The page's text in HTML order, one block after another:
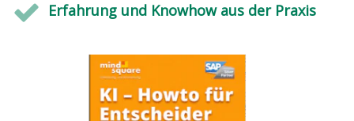
Erfahrung und Knowhow aus der Praxis